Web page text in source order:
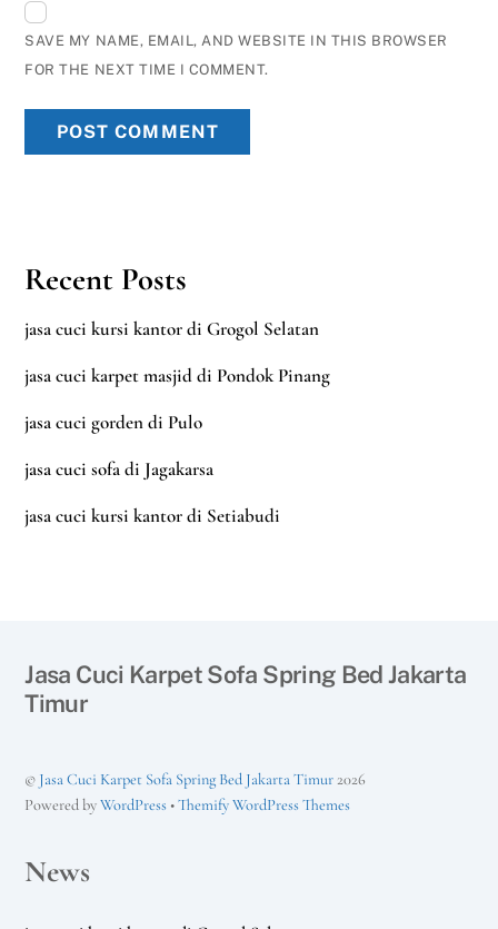
SAVE MY NAME, EMAIL, AND WEBSITE IN THIS BROWSER
FOR THE NEXT TIME I COMMENT.
Recent Posts
jasa cuci kursi kantor di Grogol Selatan
jasa cuci karpet masjid di Pondok Pinang
jasa cuci gorden di Pulo
jasa cuci sofa di Jagakarsa
jasa cuci kursi kantor di Setiabudi
Jasa Cuci Karpet Sofa Spring Bed Jakarta
Timur
© Jasa Cuci Karpet Sofa Spring Bed Jakarta Timur2026
Powered byWordPress •Themify WordPress Themes
News